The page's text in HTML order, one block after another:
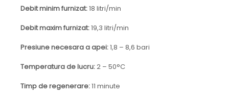
de rasina. Astfel, veti consuma mai putina apa in
timpul procesului de regenerare, mai putina sare si
veti beneficia de o durata de viata mai mare a
acestui sistem.
Debit minim furnizat:18 litri/min
Debit maxim furnizat:19,3 litri/min
Presiune necesara a apei:1,8 – 8,6 bari
Temperatura de lucru:2 – 50°C
Timp de regenerare:11 minute